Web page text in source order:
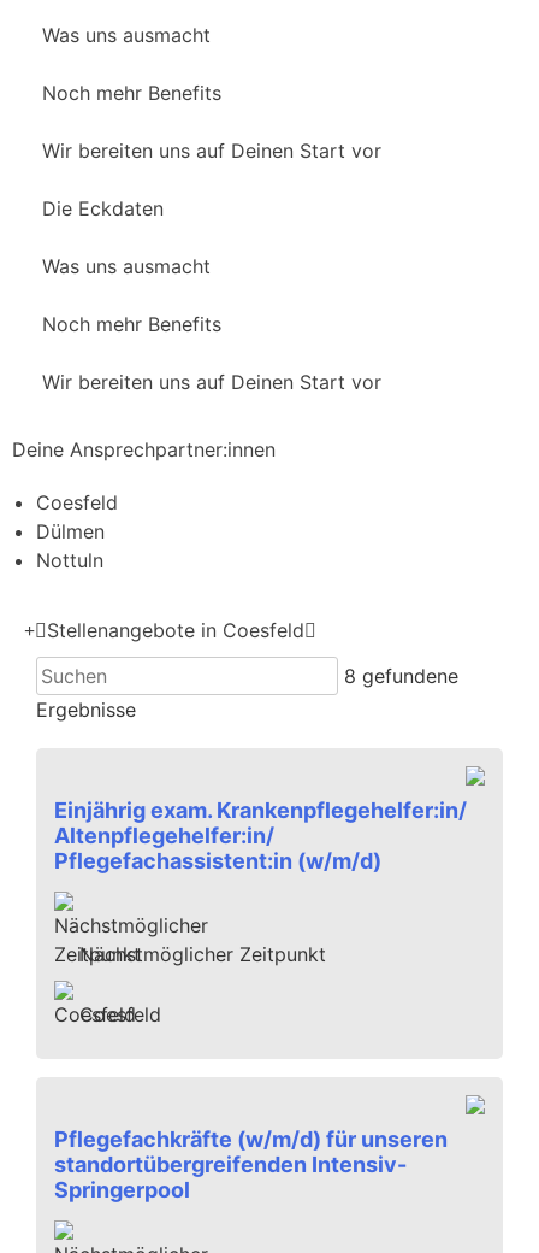
Was uns ausmacht
Noch mehr Benefits
Wir bereiten uns auf Deinen Start vor
Die Eckdaten
Was uns ausmacht
Noch mehr Benefits
Wir bereiten uns auf Deinen Start vor
Deine Ansprechpartner:innen
Coesfeld
Dülmen
Nottuln
Stellenangebote in Coesfeld
8 gefundene
Ergebnisse
Einjährig exam. Krankenpflegehelfer:in/
Altenpflegehelfer:in/
Pflegefachassistent:in (w/m/d)
Nächstmöglicher Zeitpunkt
Coesfeld
Pflegefachkräfte (w/m/d) für unseren
standortübergreifenden Intensiv-
Springerpool